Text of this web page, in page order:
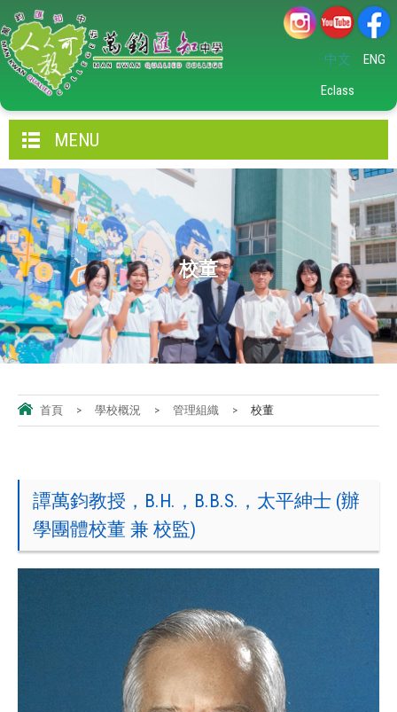
ENG
中文
Eclass
MENU
校董
首頁 > 學校概況 > 管理組織 > 校董
譚萬鈞教授，B.H.，B.B.S.，太平紳士 (辦
學團體校董 兼 校監)